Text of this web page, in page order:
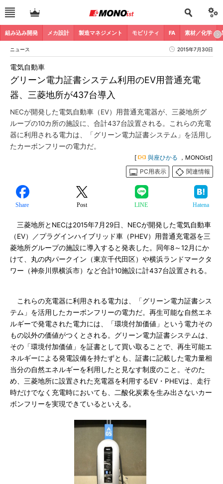
組み込み開発 メカ設計 製造マネジメント モビリティ FA 素材／化学
ニュース 2015年7月30日
グリーン電力証書システム利用のEV用普通充電
器、三菱地所が437台導入
電気自動車
NECが開発した電気自動車（EV）用普通充電器が、三菱地所グ
ループの10カ所の施設に、合計437台設置される。これらの充電
器に利用される電力は、「グリーン電力証書システム」を活用し
たカーボンフリーの電力だ。
[ 與座ひかる ，MONOist]
PC用表示
関連情報
Share Post LINE Hatena
三菱地所とNECは2015年7月29日、NECが開発した電気自動車
（EV）／プラグインハイブリッド車（PHEV）用普通充電器を三
菱地所グループの施設に導入すると発表した。同年8～12月にか
けて、丸の内パークイン（東京千代田区）や横浜ランドマークタ
ワー（神奈川県横浜市）など合計10施設に計437台設置される。
これらの充電器に利用される電力は、「グリーン電力証書シス
テム」を活用したカーボンフリーの電力だ。再生可能な自然エネ
ルギーで発電された電力には、「環境付加価値」という電力その
もの以外の価値がつくとされる。グリーン電力証書システムは、
その「環境付加価値」を証書として買い取ることで、再生可能エ
ネルギーによる発電設備を持たずとも、証書に記載した電力量相
当分の自然エネルギーを利用したと見なす制度のこと。そのた
め、三菱地所に設置された充電器を利用するEV・PHEVは、走行
時だけでなく充電時においても、二酸化炭素を生み出さないカー
ボンフリーを実現できているといえる。